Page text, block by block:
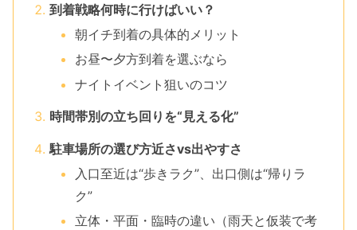
到着戦略何時に行けばいい？
朝イチ到着の具体的メリット
お昼〜夕方到着を選ぶなら
ナイトイベント狙いのコツ
時間帯別の立ち回りを“見える化”
駐車場所の選び方近さvs出やすさ
入口至近は“歩きラク”、出口側は“帰りラ
ク”
立体・平面・臨時の違い（雨天と仮装で考